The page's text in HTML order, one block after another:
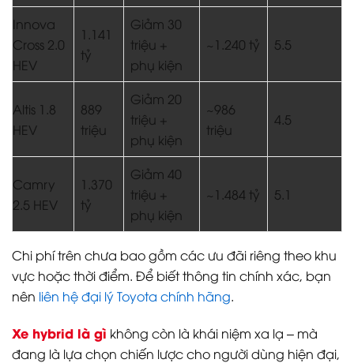
Innova
Cross 2.0
HEV
1.141
tỷ
Giảm 30
triệu +
phụ kiện
~1.240 tỷ 5.5
Altis 1.8
HEV
889
triệu
Giảm 20
triệu +
phụ kiện
~986
triệu
4.5
Camry
2.5 HEV
1.370
tỷ
Giảm 40
triệu +
phụ kiện
~1.484 tỷ 5.1
Chi phí trên chưa bao gồm các ưu đãi riêng theo khu
vực hoặc thời điểm. Để biết thông tin chính xác, bạn
nên liên hệ đại lý Toyota chính hãng.
Xe hybrid là gì không còn là khái niệm xa lạ – mà
đang là lựa chọn chiến lược cho người dùng hiện đại,